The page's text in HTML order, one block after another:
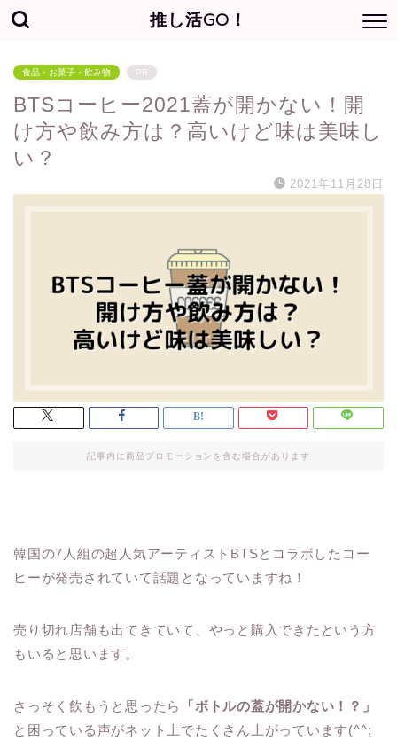
推し活GO！
食品・お菓子・飲み物 PR
BTSコーヒー2021蓋が開かない！開
け方や飲み方は？高いけど味は美味し
い？
2021年11月28日
記事内に商品プロモーションを含む場合があります
韓国の7人組の超人気アーティストBTSとコラボしたコー
ヒーが発売されていて話題となっていますね！
売り切れ店舗も出てきていて、やっと購入できたという方
もいると思います。
さっそく飲もうと思ったら
「ボトルの蓋が開かない！？」
と困っている声がネット上でたくさん上がっています(^^;